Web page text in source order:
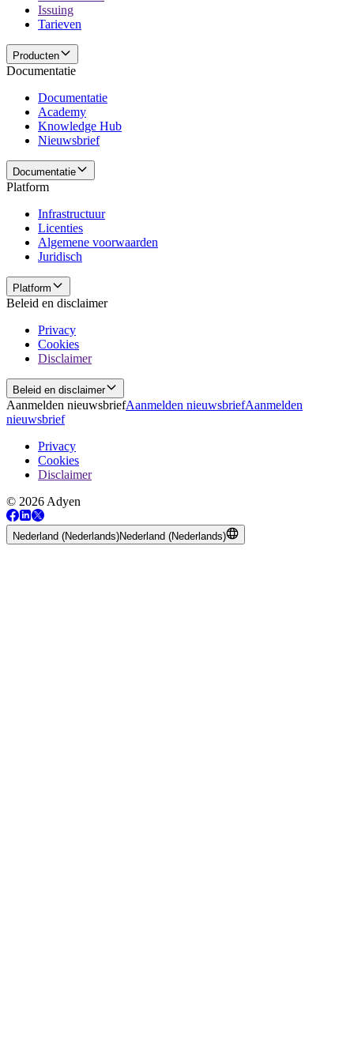
Issuing
Tarieven
Producten
Documentatie
Documentatie
Academy
Knowledge Hub
Nieuwsbrief
Documentatie
Platform
Infrastructuur
Licenties
Algemene voorwaarden
Juridisch
Platform
Beleid en disclaimer
Privacy
Cookies
Disclaimer
Beleid en disclaimer
Aanmelden nieuwsbriefAanmelden nieuwsbriefAanmelden
nieuwsbrief
Privacy
Cookies
Disclaimer
© 2026 Adyen
Nederland (Nederlands)Nederland (Nederlands)